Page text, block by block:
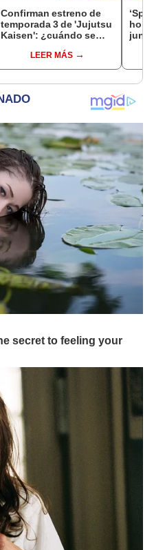
Confirman estreno de
temporada 3 de 'Jujutsu
Kaisen': ¿cuándo se
LEER MÁS